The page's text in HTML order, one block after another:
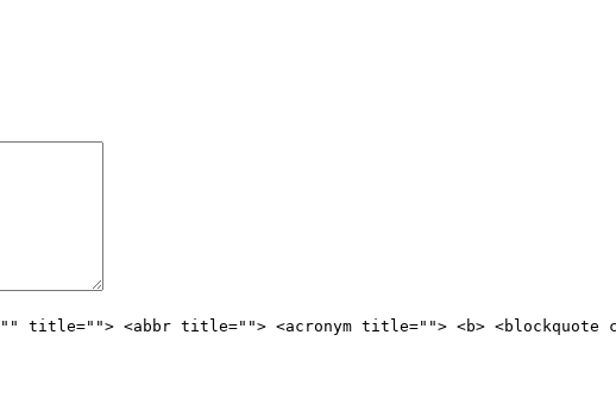
title=""> <abbr title=""> <acronym title=""> <b> <blockquote